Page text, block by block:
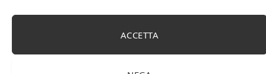
ACCETTA
Differenza tra whisky scozzese e whiskey